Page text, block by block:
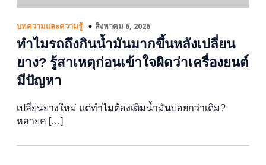
บทความและความรู้ สิงหาคม 6, 2026
ทำไมรถถึงกินน้ำมันมากขึ้นหลังเปลี่ยน
ยาง? รู้สาเหตุก่อนเข้าใจผิดว่าเครื่องยนต์
มีปัญหา
เปลี่ยนยางใหม่ แต่ทำไมต้องเติมน้ำมันบ่อยกว่าเดิม?
หลายค […]